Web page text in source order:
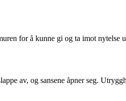
for å kunne gi og ta imot nytelse
av, og sansene åpner seg.